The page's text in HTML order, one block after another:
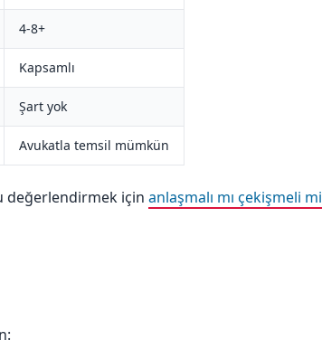
4-8+
Kapsamlı
Şart yok
Avukatla temsil mümkün
değerlendirmek için anlaşmalı mı çekişmeli mi